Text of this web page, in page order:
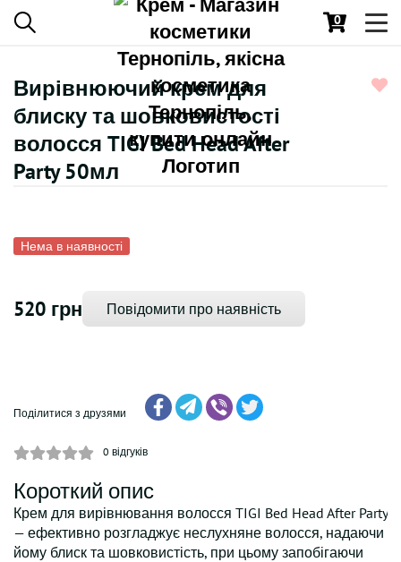
0
Вирівнюючий крем для
блиску та шовковистості
волосся TIGI Bed Head After
Party 50мл
Нема в наявності
520 грн Повідомити про наявність
Поділитися з друзями
0 відгуків
Короткий опис
Крем для вирівнювання волосся TIGI Bed Head After Party
— ефективно розгладжує неслухняне волосся, надаючи
йому блиск та шовковистість, при цьому запобігаючи